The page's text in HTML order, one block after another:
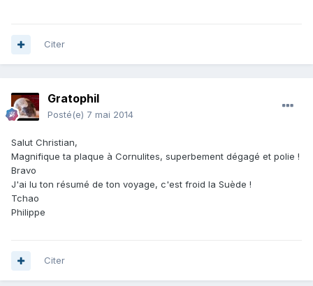
Citer
Gratophil
Posté(e) 7 mai 2014
Salut Christian,
Magnifique ta plaque à Cornulites, superbement dégagé et polie !
Bravo
J'ai lu ton résumé de ton voyage, c'est froid la Suède !
Tchao
Philippe
Citer